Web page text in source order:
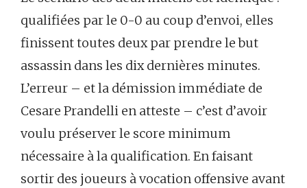
qualifiées par le 0-0 au coup d’envoi, elles
finissent toutes deux par prendre le but
assassin dans les dix dernières minutes.
L’erreur – et la démission immédiate de
Cesare Prandelli en atteste – c’est d’avoir
voulu préserver le score minimum
nécessaire à la qualification. En faisant
sortir des joueurs à vocation offensive avant